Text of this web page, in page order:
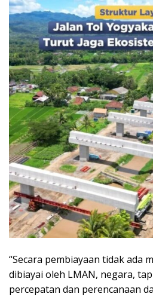
“Secara pembiayaan tidak ada
dibiayai oleh LMAN, negara,
percepatan dan perencanaan